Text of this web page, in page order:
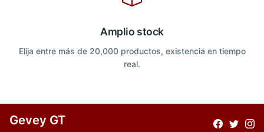
Amplio stock
Elija entre más de 20,000 productos, existencia en tiempo
real.
Gevey GT